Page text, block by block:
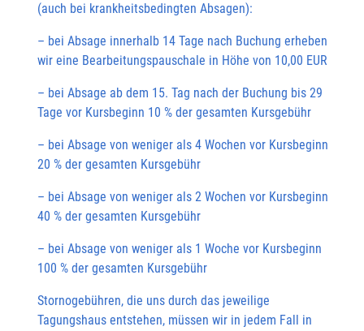
(auch bei krankheitsbedingten Absagen):
– bei Absage innerhalb 14 Tage nach Buchung erheben
wir eine Bearbeitungspauschale in Höhe von 10,00 EUR
– bei Absage ab dem 15. Tag nach der Buchung bis 29
Tage vor Kursbeginn 10 % der gesamten Kursgebühr
– bei Absage von weniger als 4 Wochen vor Kursbeginn
20 % der gesamten Kursgebühr
– bei Absage von weniger als 2 Wochen vor Kursbeginn
40 % der gesamten Kursgebühr
– bei Absage von weniger als 1 Woche vor Kursbeginn
100 % der gesamten Kursgebühr
Stornogebühren, die uns durch das jeweilige
Tagungshaus entstehen, müssen wir in jedem Fall in